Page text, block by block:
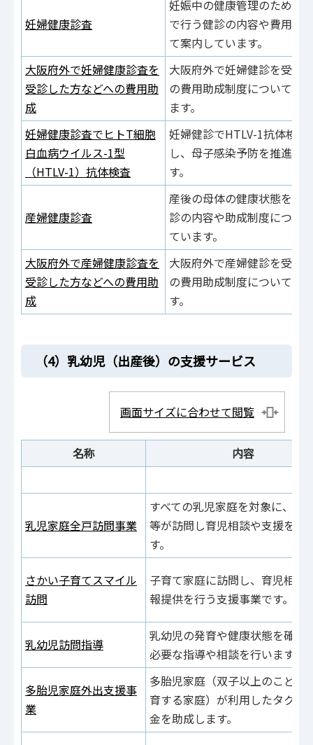
妊婦健康診査
妊娠中の健康管理のため、
で行う健診の内容や費用助
て案内しています。
大阪府外で妊婦健康診査を
受診した方などへの費用助
成
大阪府外で妊婦健診を受診
の費用助成制度について案
ます。
妊婦健康診査でヒトT細胞
白血病ウイルス-1型
（HTLV-1）抗体検査
妊婦健診でHTLV-1抗体検査
し、母子感染予防を推進し
す。
産婦健康診査
産後の母体の健康状態を確
診の内容や助成制度につい
ています。
大阪府外で産婦健康診査を
受診した方などへの費用助
成
大阪府外で産婦健診を受診
の費用助成制度について案
す。
（4）乳幼児（出産後）の支援サービス
画面サイズに合わせて閲覧
名称 内容
乳児家庭全戸訪問事業
すべての乳児家庭を対象に、保
等が訪問し育児相談や支援を行
す。
さかい子育てスマイル
訪問
子育て家庭に訪問し、育児相談
報提供を行う支援事業です。
乳幼児訪問指導
乳幼児の発育や健康状態を確認
必要な指導や相談を行います。
多胎児家庭外出支援事
業
多胎児家庭（双子以上のこども
育する家庭）が利用したタクシ
金を助成します。